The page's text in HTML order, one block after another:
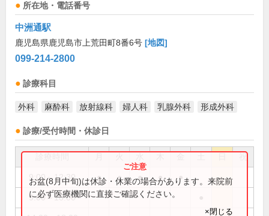
所在地・電話番号
中洲通駅
鹿児島県鹿児島市上荒田町8番6号 [地図]
099-214-2800
診療科目
外科 麻酔科 放射線科 婦人科 乳腺外科 形成外科
診療/受付時間・休診日
祝
9:00～12:30 ● ● ● ● ●
9:00～18:00
お盆(8月中旬)は休診・休業の場合があります。来院前
に必ず医療機関に直接ご確認ください。
×閉じる